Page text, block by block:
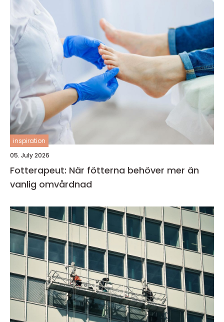
inspiration
05. July 2026
Fotterapeut: När fötterna behöver mer än
vanlig omvårdnad